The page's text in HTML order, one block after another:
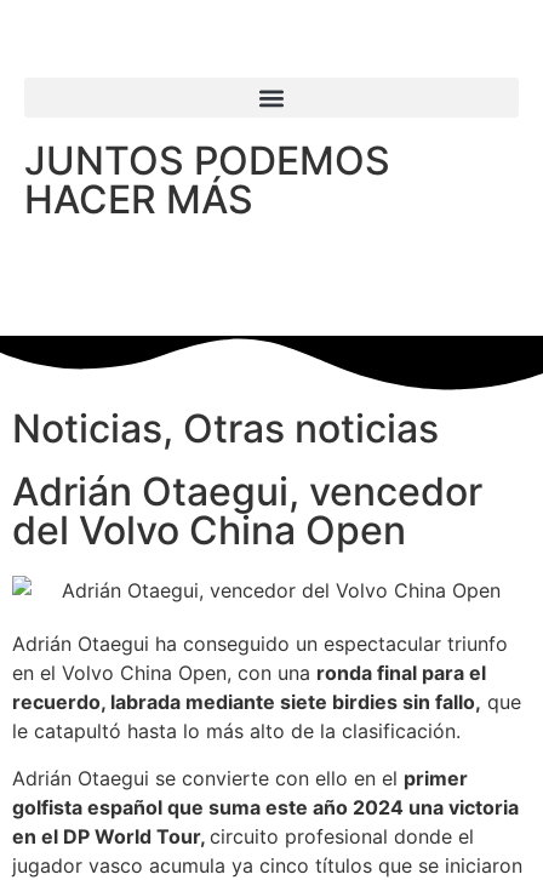
JUNTOS PODEMOS
HACER MÁS
Noticias, Otras noticias
Adrián Otaegui, vencedor
del Volvo China Open
Adrián Otaegui ha conseguido un espectacular triunfo
en el Volvo China Open, con una ronda final para el
recuerdo, labrada mediante siete birdies sin fallo, que
le catapultó hasta lo más alto de la clasificación.
Adrián Otaegui se convierte con ello en el primer
golfista español que suma este año 2024 una victoria
en el DP World Tour, circuito profesional donde el
jugador vasco acumula ya cinco títulos que se iniciaron